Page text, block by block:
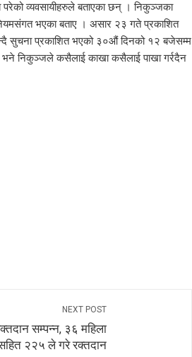
व्यवसायीहरुले बताएका छन् । निकुञ्जका
नियमसंगत भएका बताए । असार २३ गते प्रकाशित
सुचना प्रकाशित भएको ३०औं दिनको १२ बजेसम्म
भने निकुञ्जले कसैलाई काखा कसैलाई पाखा गर्रदैन
NEXT POST
सम्पन्न, ३६ महिला
२२५ ले गरे रक्तदान